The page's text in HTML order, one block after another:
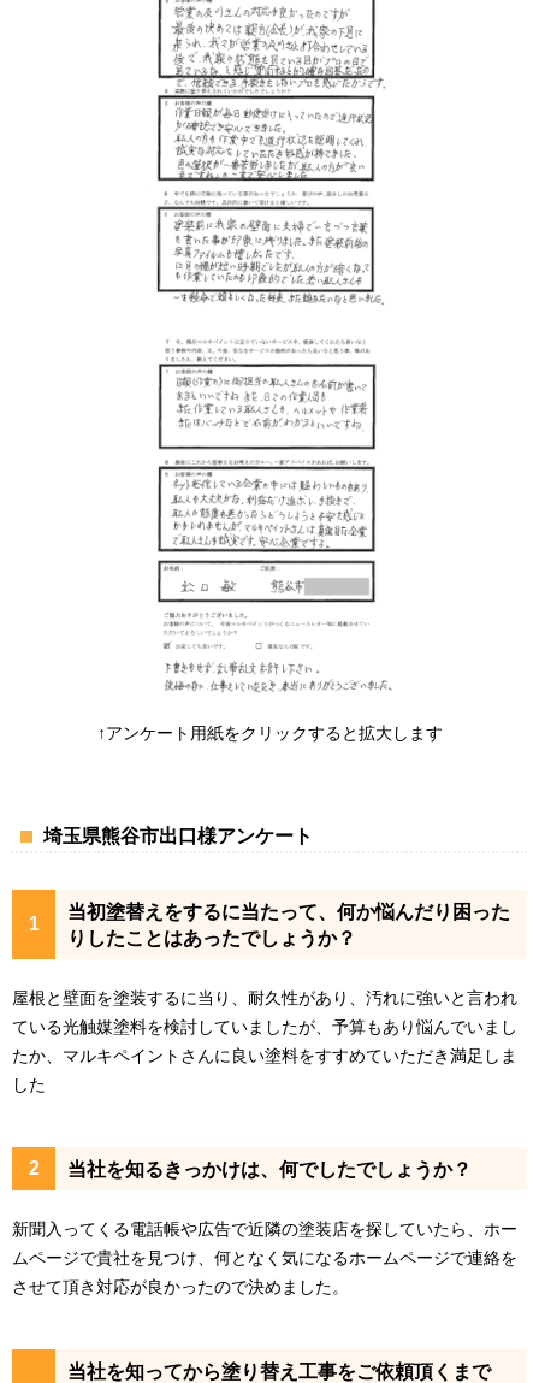
↑アンケート用紙をクリックすると拡大します
埼玉県熊谷市出口様アンケート
当初塗替えをするに当たって、何か悩んだり困った
りしたことはあったでしょうか？
屋根と壁面を塗装するに当り、耐久性があり、汚れに強いと言われ
ている光触媒塗料を検討していましたが、予算もあり悩んでいまし
たか、マルキペイントさんに良い塗料をすすめていただき満足しま
した
当社を知るきっかけは、何でしたでしょうか？
新聞入ってくる電話帳や広告で近隣の塗装店を探していたら、ホー
ムページで貴社を見つけ、何となく気になるホームページで連絡を
させて頂き対応が良かったので決めました。
当社を知ってから塗り替え工事をご依頼頂くまで